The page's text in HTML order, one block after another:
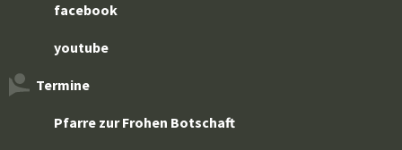
facebook
youtube
Termine
Pfarre zur Frohen Botschaft